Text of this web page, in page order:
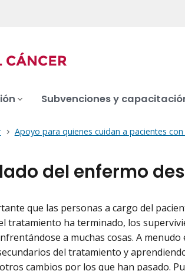
Subvenciones y
Apoyo para quienes cuidan a pacientes con
del enfermo
que las personas a cargo del
tratamiento ha terminado, los
a muchas cosas. A
del tratamiento y
cambios por los que han pasado.